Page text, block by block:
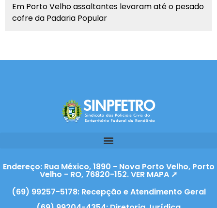
Em Porto Velho assaltantes levaram até o pesado
cofre da Padaria Popular
Endereço: Rua México, 1890 - Nova Porto Velho, Porto
Velho - RO, 76820-152. VER MAPA ➚
(69) 99257-5178: Recepção e Atendimento Geral